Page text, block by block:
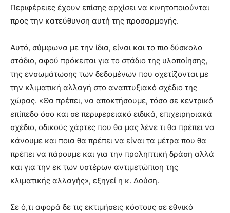
Περιφέρειες έχουν επίσης αρχίσει να κινητοποιούνται
προς την κατεύθυνση αυτή της προσαρμογής.
Αυτό, σύμφωνα με την ίδια, είναι και το πιο δύσκολο
στάδιο, αφού πρόκειται για το στάδιο της υλοποίησης,
της ενσωμάτωσης των δεδομένων που σχετίζονται με
την κλιματική αλλαγή στο αναπτυξιακό σχέδιο της
χώρας. «Θα πρέπει, να αποκτήσουμε, τόσο σε κεντρικό
επίπεδο όσο και σε περιφερειακό ειδικά, επιχειρησιακά
σχέδιο, οδικούς χάρτες που θα μας λένε τι θα πρέπει να
κάνουμε και ποια θα πρέπει να είναι τα μέτρα που θα
πρέπει να πάρουμε και για την προληπτική δράση αλλά
και για την εκ των υστέρων αντιμετώπιση της
κλιματικής αλλαγής», εξηγεί η κ. Δούση.
Σε ό,τι αφορά δε τις εκτιμήσεις κόστους σε εθνικό